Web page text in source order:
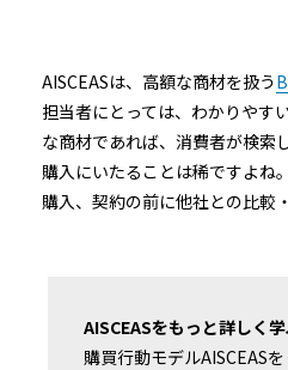
AISCEASは、高額な商材を扱う
担当者にとっては、わかりやす
な商材であれば、消費者が検索
購入にいたることは稀ですよね
購入、契約の前に他社との比較
AISCEASをもっと詳しく
購買行動モデルAISCEASを